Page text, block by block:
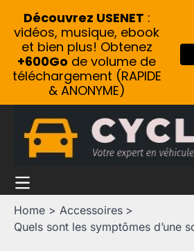
content
Home
Accessoires
Quels sont les symptômes d’une
Découvrez USENET :
vidéos, musique, ebook
et bien plus! Obtenez
+600Go de volume de
téléchargement (RAPIDE
& ANONYME)